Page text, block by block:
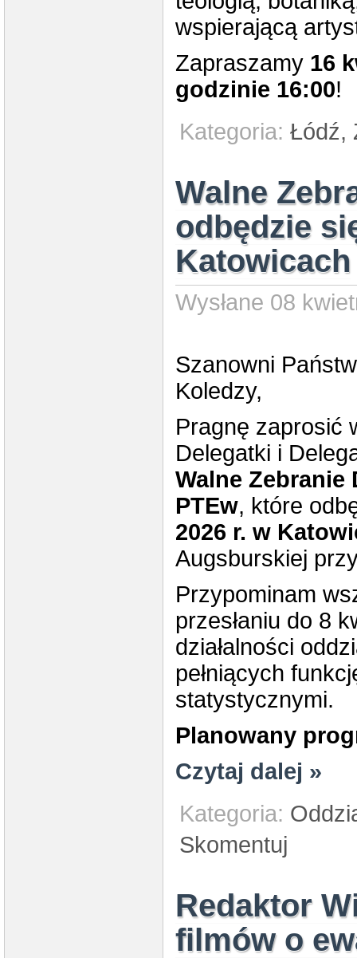
wspierającą
Zapraszamy 16
godzinie 16:00!
Kategoria: Łódź,
Walne
odbędzie
Katowicach
Wysłane 08
Szanowni
Koledzy,
Pragnę zaprosić
Delegatki i
Walne Zebranie
PTEw, które
2026 r. w
Augsburskiej
Przypominam
przesłaniu do 8
działalności
pełniących
statystycznymi.
Planowany
Czytaj dalej »
Kategoria:
Skomentuj
Redaktor
filmów o